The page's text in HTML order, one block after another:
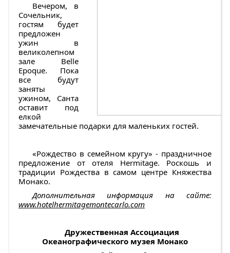
Вечером, в
Сочельник,
гостям будет
предложен
ужин в
великолепном
зале Belle
Epoque. Пока
все будут
заняты
ужином, Санта
оставит под
елкой
замечательные подарки для маленьких гостей.
«Рождество в семейном кругу» - праздничное
предложение от отеля Hermitage. Роскошь и
традиции Рождества в самом центре Княжества
Монако.
Дополнительная информация на сайте:
www.hotelhermitagemontecarlo.com
Дружественная Ассоциация
Океанографического музея Монако